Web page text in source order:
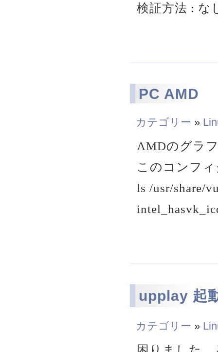
検証方法 : な
PC AMD
カテゴリー »
AMDのグラ
このコンフ
ls /usr/share/
upplay 起
カテゴリー »